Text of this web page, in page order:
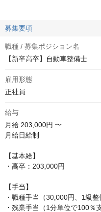
募集要項
職種 / 募集ポジション名
【新卒高卒】自動車整備士
雇用形態
正社員
給与
月給 203,000円 〜
月給日給制
【基本給】
・高卒：203,000円
【手当】
・職種手当（30,000円、1級
・残業手当（1分単位で100％